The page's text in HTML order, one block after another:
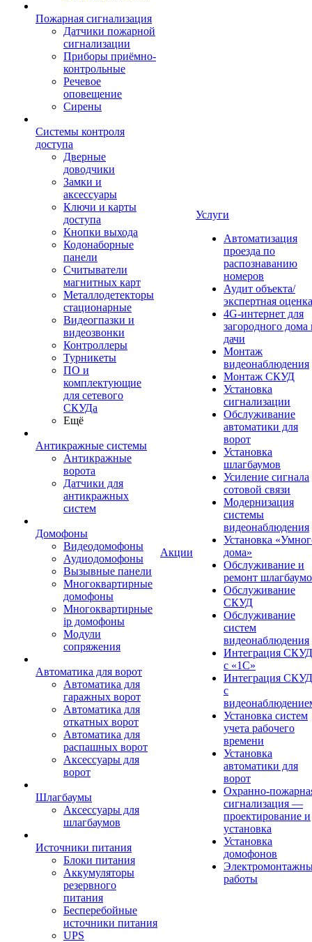
Пожарная сигнализация
Датчики пожарной
сигнализации
Приборы приёмно-
контрольные
Речевое
оповещение
Сирены
Системы контроля
доступа
Дверные
доводчики
Замки и
аксессуары
Ключи и карты
доступа
Кнопки выхода
Кодонаборные
панели
Считыватели
магнитных карт
Металлодетекторы
стационарные
Видеогпазки и
видеозвонки
Контроллеры
Турникеты
ПО и
комплектующие
для сетевого
СКУДа
Ещё
Антикражные системы
Антикражные
ворота
Датчики для
антикражных
систем
Домофоны
Видеодомофоны
Аудиодомофоны
Вызывные панели
Многоквартирные
домофоны
Многоквартирные
ip домофоны
Модули
сопряжения
Автоматика для ворот
Автоматика для
гаражных ворот
Автоматика для
откатных ворот
Автоматика для
распашных ворот
Аксессуары для
ворот
Шлагбаумы
Аксессуары для
шлагбаумов
Источники питания
Блоки питания
Аккумуляторы
резервного
питания
Бесперебойные
источники питания
UPS
Акции
Услуги
Автоматизация
проезда по
распознаванию
номеров
Аудит объекта/
экспертная оценка
4G-интернет для
загородного дома
дачи
Монтаж
видеонаблюдения
Монтаж СКУД
Установка
сигнализации
Обслуживание
автоматики для
ворот
Установка
шлагбаумов
Усиление сигнала
сотовой связи
Модернизация
системы
видеонаблюдения
Установка
дома»
Обслуживание и
ремонт
Обслуживание
СКУД
Обслуживание
систем
видеонаблюдения
Интеграция СКУД
с «1С»
Интеграция СКУД
с
Установка систем
учета рабочего
времени
Установка
автоматики для
ворот
Охранно-
сигнализация —
проектирование и
установка
Установка
домофонов
работы